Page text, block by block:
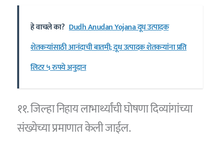
हे वाचले का? Dudh Anudan Yojana दूध उत्पादक
शेतकऱ्यांसाठी आनंदाची बातमी; दूध उत्पादक शेतकऱ्यांना प्रति
लिटर ५ रुपये अनुदान
११. जिल्हा निहाय लाभार्थ्यांची घोषणा दिव्यांगांच्या
संख्येच्या प्रमाणात केली जाईल.